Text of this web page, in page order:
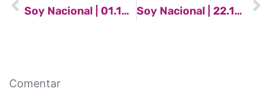
Soy Nacional | 01.10.2016 Soy Nacional | 22.10.2016
Comentar